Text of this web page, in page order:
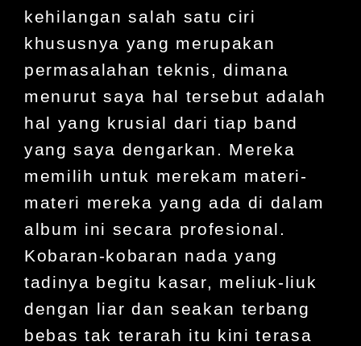
kehilangan salah satu ciri
khususnya yang merupakan
permasalahan teknis, dimana
menurut saya hal tersebut adalah
hal yang krusial dari tiap band
yang saya dengarkan. Mereka
memilih untuk merekam materi-
materi mereka yang ada di dalam
album ini secara profesional.
Kobaran-kobaran nada yang
tadinya begitu kasar, meliuk-liuk
dengan liar dan seakan terbang
bebas tak terarah itu kini terasa